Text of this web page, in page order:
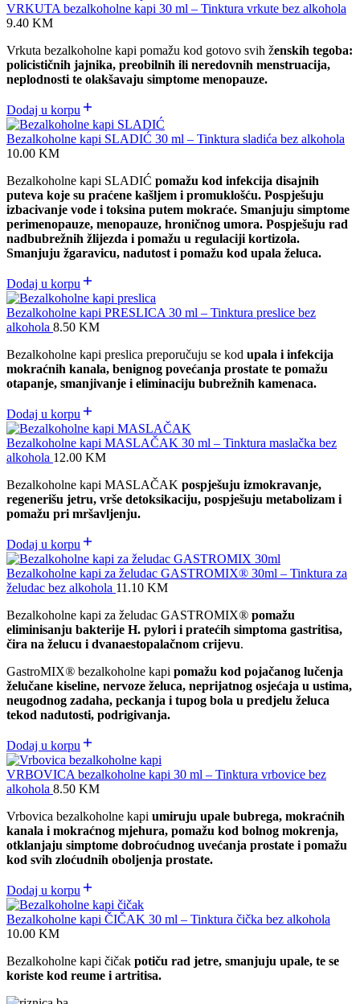
VRKUTA bezalkoholne kapi 30 ml – Tinktura vrkute bez alkohola
9.40 KM
Vrkuta bezalkoholne kapi pomažu kod gotovo svih ženskih tegoba:
policističnih jajnika, preobilnih ili neredovnih menstruacija,
neplodnosti te olakšavaju simptome menopauze.
Dodaj u korpu
Bezalkoholne kapi SLADIĆ 30 ml – Tinktura sladića bez alkohola
10.00 KM
Bezalkoholne kapi SLADIĆ pomažu kod infekcija disajnih
puteva koje su praćene kašljem i promuklošću. Pospješuju
izbacivanje vode i toksina putem mokraće. Smanjuju simptome
perimenopauze, menopauze, hroničnog umora. Pospješuju rad
nadbubrežnih žlijezda i pomažu u regulaciji kortizola.
Smanjuju žgaravicu, nadutost i pomažu kod upala želuca.
Dodaj u korpu
Bezalkoholne kapi PRESLICA 30 ml – Tinktura preslice bez
alkohola 8.50 KM
Bezalkoholne kapi preslica preporučuju se kod upala i infekcija
mokraćnih kanala, benignog povećanja prostate te pomažu
otapanje, smanjivanje i eliminaciju bubrežnih kamenaca.
Dodaj u korpu
Bezalkoholne kapi MASLAČAK 30 ml – Tinktura maslačka bez
alkohola 12.00 KM
Bezalkoholne kapi MASLAČAK pospješuju izmokravanje,
regenerišu jetru, vrše detoksikaciju, pospješuju metabolizam i
pomažu pri mršavljenju.
Dodaj u korpu
Bezalkoholne kapi za želudac GASTROMIX® 30ml – Tinktura za
želudac bez alkohola 11.10 KM
Bezalkoholne kapi za želudac GASTROMIX® pomažu
eliminisanju bakterije H. pylori i pratećih simptoma gastritisa,
čira na želucu i dvanaestopalačnom crijevu.
GastroMIX® bezalkoholne kapi pomažu kod pojačanog lučenja
želučane kiseline, nervoze želuca, neprijatnog osjećaja u ustima,
neugodnog zadaha, peckanja i tupog bola u predjelu želuca
tekod nadutosti, podrigivanja.
Dodaj u korpu
VRBOVICA bezalkoholne kapi 30 ml – Tinktura vrbovice bez
alkohola 8.50 KM
Vrbovica bezalkoholne kapi umiruju upale bubrega, mokraćnih
kanala i mokraćnog mjehura, pomažu kod bolnog mokrenja,
otklanjaju simptome dobroćudnog uvećanja prostate i pomažu
kod svih zloćudnih oboljenja prostate.
Dodaj u korpu
Bezalkoholne kapi ČIČAK 30 ml – Tinktura čička bez alkohola
10.00 KM
Bezalkoholne kapi čičak potiču rad jetre, smanjuju upale, te se
koriste kod reume i artritisa.